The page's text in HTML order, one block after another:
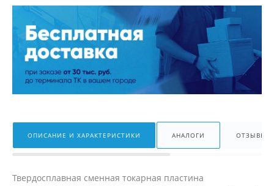
ОПИСАНИЕ И ХАРАКТЕРИСТИКИ АНАЛОГИ ОТЗЫВЫ
Твердосплавная сменная токарная пластина